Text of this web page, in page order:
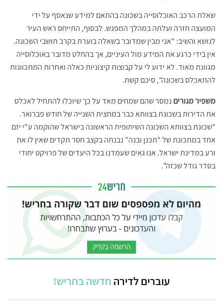
שאלת הרכב האוכלוסייה בשכונה בהתאם למידע שנאסף על ידי
המועצה חזרה ועלתה במהלך המפגש. לבסוף, התייחס ראש העיר
לנושא והשיב: "אני מבין שמדובר בשאלה בוערת בקרב תושבי השכונה.
אין בידי כרגע את המידע מול העיניים, אך בהחלט מדובר באוכלוסייה
מגוונת מאוד. לא ידוע לי על קבוצות קיצוניות כאלה ואחרות המתכוונות
להתאכלס בשכונה", סיכם קשת.
משפיר מגורים נמסר שהם שמחים מאד על כך שיוכלו להתחיל לאכלס
את הדירות בשכונת בצוותא כבר במחצית השנייה של חודש פברואר.
"שכונת בצוותא השכונה השיתופית הראשונה בישראל שהוקמה ע"י יזם
אחד במתכונת של "תכנן ובנה" נבנתה בקצב חסר תקדים שאין לו אח
ורע במדינת ישראל. אנו גאים שעמדנו בכל היעדים של פרויקט יחודי
בסדר גודל שכזה".
עוברים לדירה חדשה בחריש!